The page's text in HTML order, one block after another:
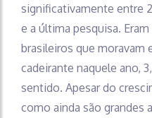
significativamente entre
e a última pesquisa.
brasileiros que moravam
cadeirante naquele ano,
sentido. Apesar do
como ainda são grandes